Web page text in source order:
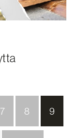
7 8 9